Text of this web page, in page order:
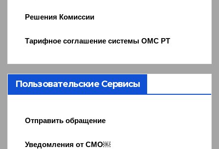
Решения Комиссии
Тарифное соглашение системы ОМС РТ
Пользовательские Сервисы
Отправить обращение
Уведомления от СМО￼